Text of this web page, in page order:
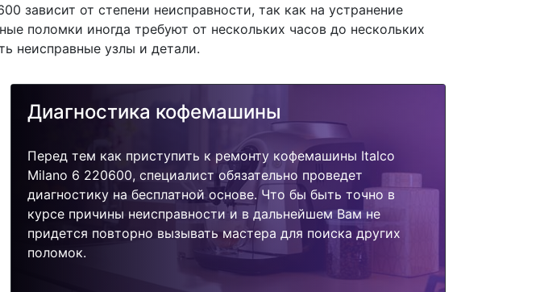
зависит от степени неисправности, так как на устранение
поломки иногда требуют от нескольких часов до нескольких
неисправные узлы и детали.
Диагностика кофемашины
Перед тем как приступить к ремонту кофемашины Italco
Milano 6 220600, специалист обязательно проведет
диагностику на бесплатной основе. Что бы быть точно в
курсе причины неисправности и в дальнейшем Вам не
придется повторно вызывать мастера для поиска других
поломок.